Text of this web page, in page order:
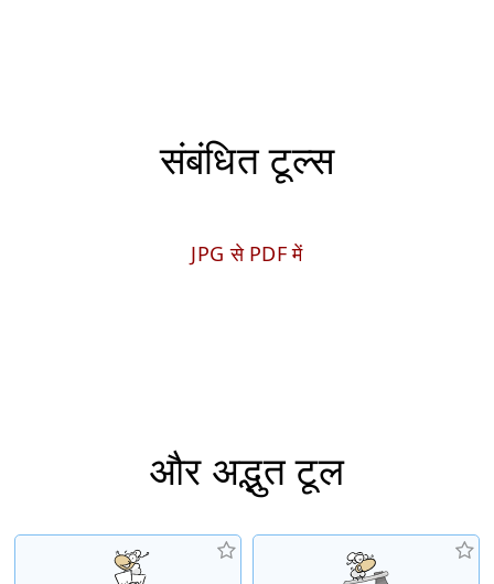
संबंधित टूल्स
JPG से PDF में
और अद्भुत टूल